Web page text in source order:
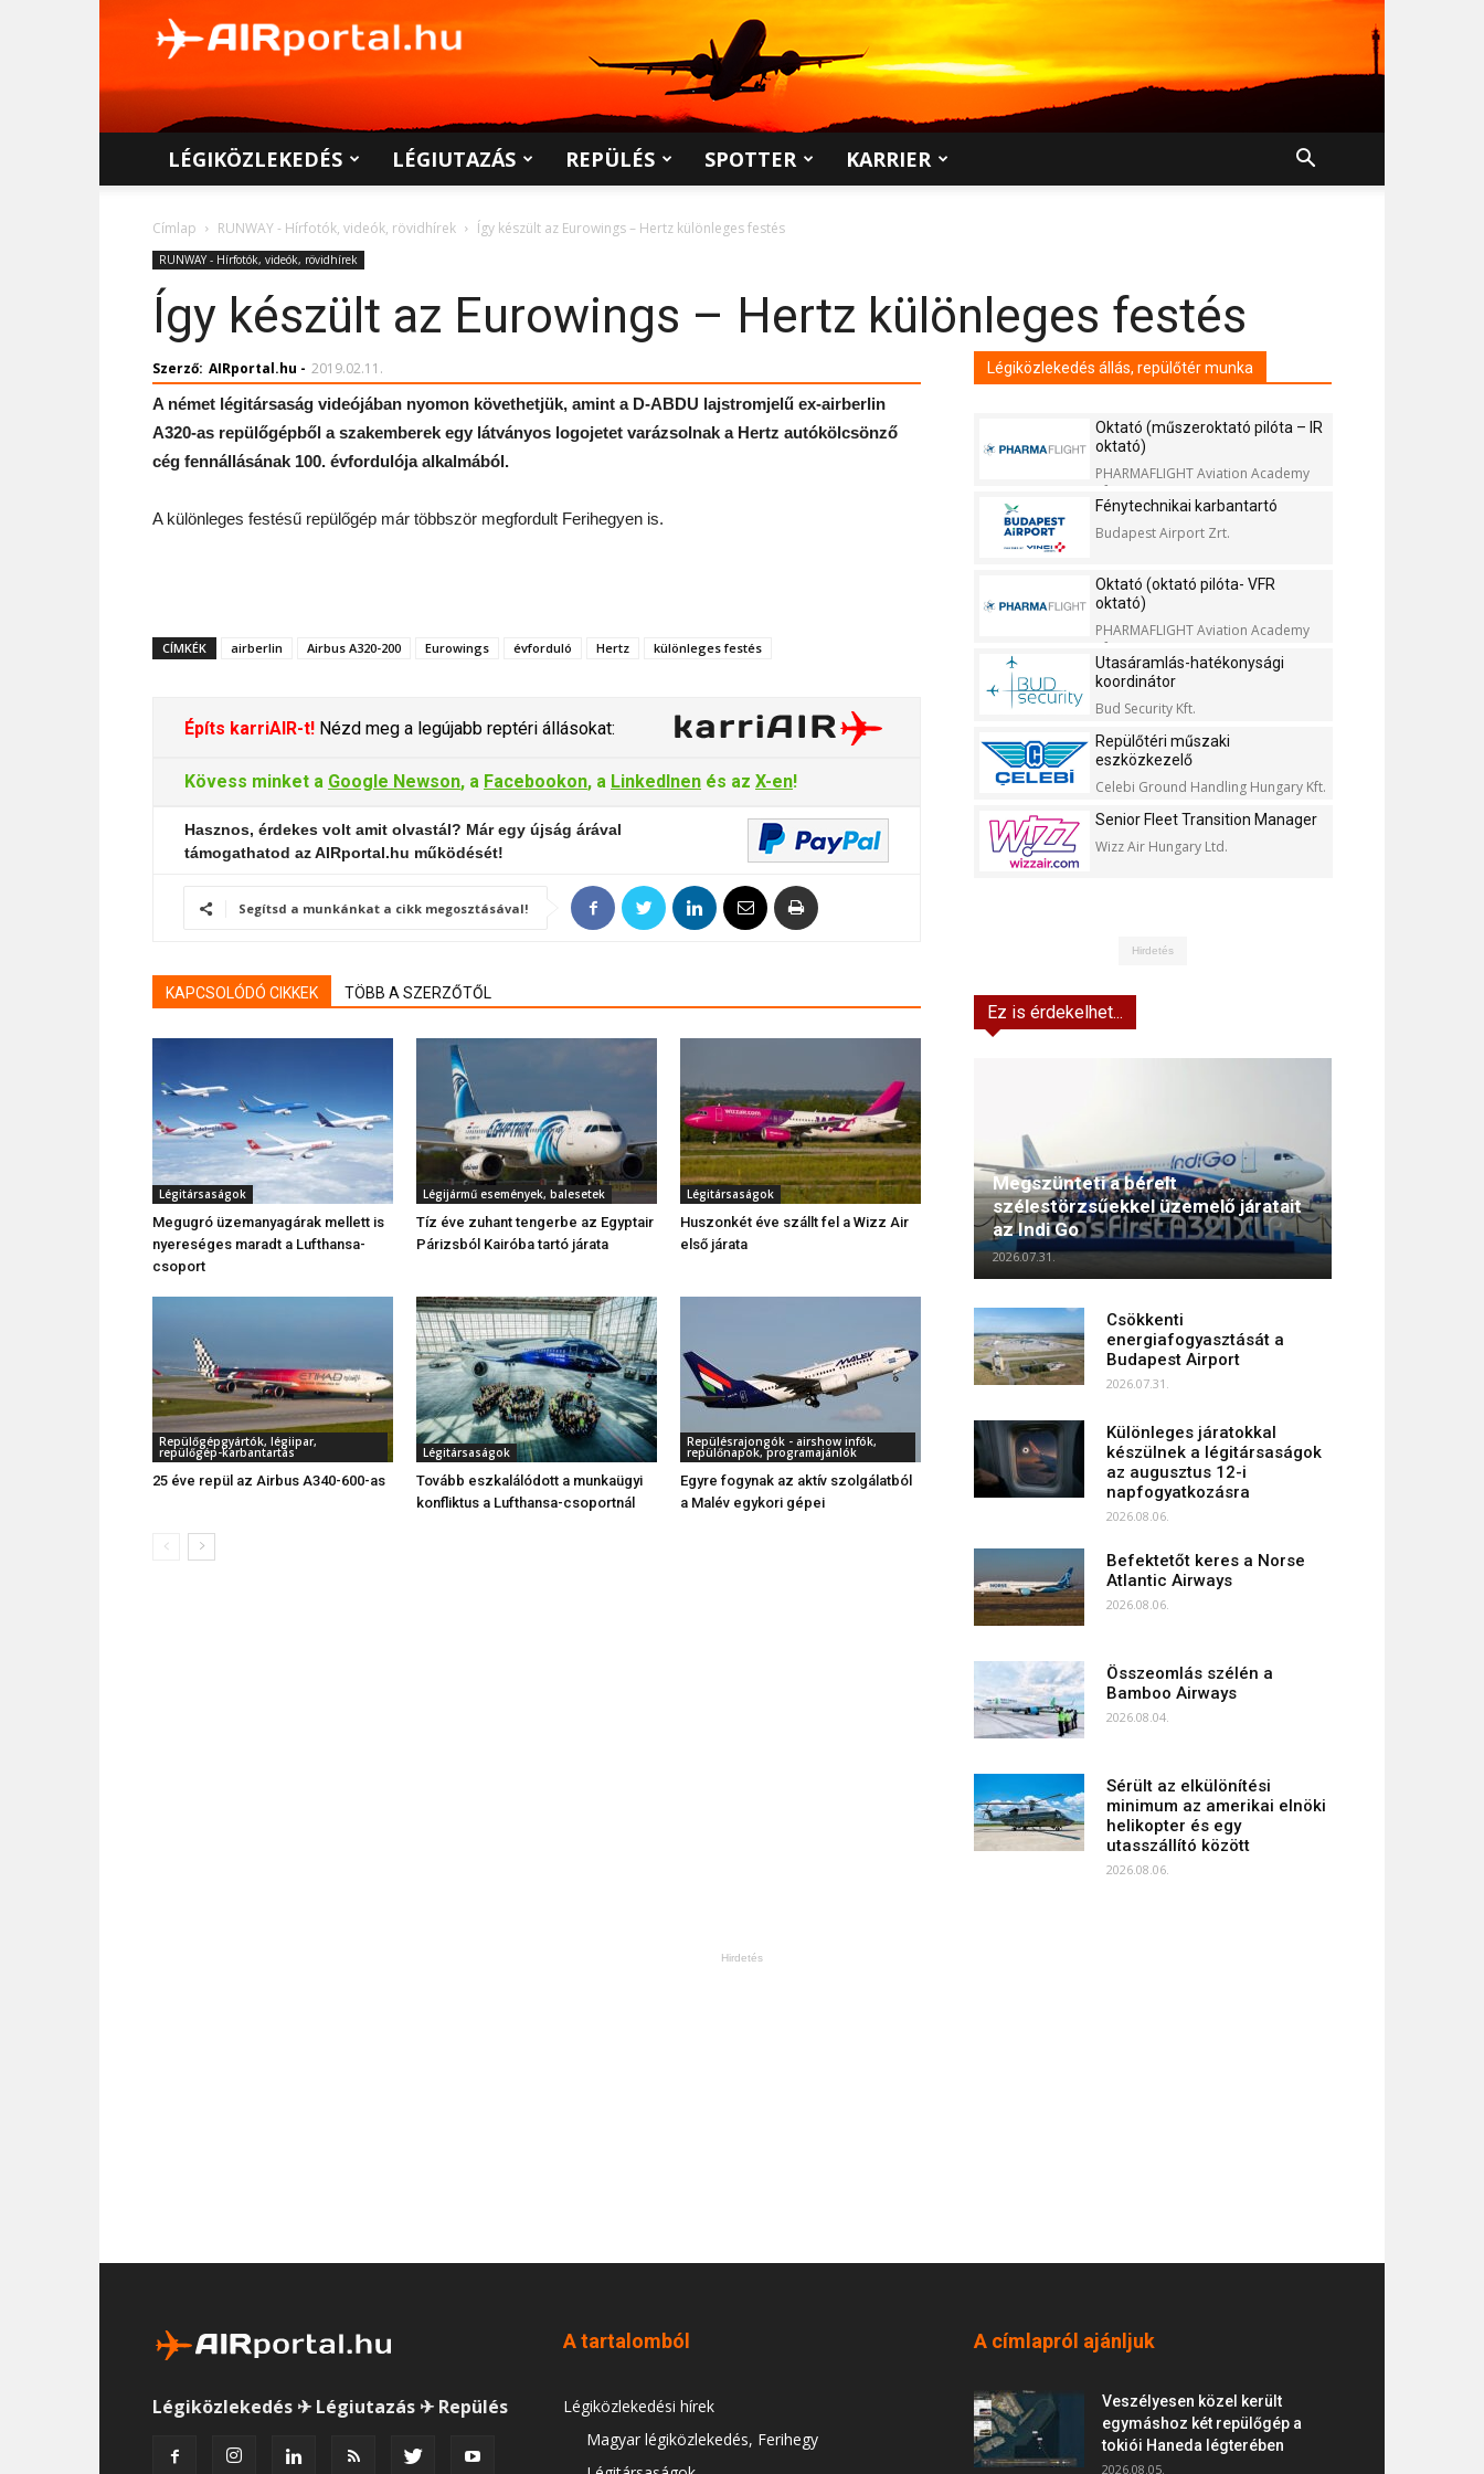
LÉGIKÖZLEKEDÉS LÉGIUTAZÁS REPÜLÉS SPOTTER KARRIER
Címlap RUNWAY - Hírfotók, videók, rövidhírek Így készült az Eurowings – Hertz különleges festés
RUNWAY - Hírfotók, videók, rövidhírek
Így készült az Eurowings – Hertz különleges festés
Szerző: AIRportal.hu - 2019.02.11.
A német légitársaság videójában nyomon követhetjük, amint a D-ABDU lajstromjelű ex-airberlin
A320-as repülőgépből a szakemberek egy látványos logojetet varázsolnak a Hertz autókölcsönző
cég fennállásának 100. évfordulója alkalmából.
A különleges festésű repülőgép már többször megfordult Ferihegyen is.
CÍMKÉK airberlin Airbus A320-200 Eurowings évforduló Hertz különleges festés
Építs karriAIR-t! Nézd meg a legújabb reptéri állásokat:
Kövess minket a Google Newson, a Facebookon, a LinkedInen és az X-en!
Hasznos, érdekes volt amit olvastál? Már egy újság árával
támogathatod az AIRportal.hu működését!
Segítsd a munkánkat a cikk megosztásával!
KAPCSOLÓDÓ CIKKEK TÖBB A SZERZŐTŐL
Légitársaságok
Megugró üzemanyagárak mellett is
nyereséges maradt a Lufthansa-
csoport
Légijármű események, balesetek
Tíz éve zuhant tengerbe az Egyptair
Párizsból Kairóba tartó járata
Légitársaságok
Huszonkét éve szállt fel a Wizz Air
első járata
Repülőgépgyártók, légiipar,
repülőgép-karbantartás
25 éve repül az Airbus A340-600-as
Légitársaságok
Tovább eszkalálódott a munkaügyi
konfliktus a Lufthansa-csoportnál
Repülésrajongók - airshow infók,
repülőnapok, programajánlók
Egyre fogynak az aktív szolgálatból
a Malév egykori gépei
Légiközlekedés állás, repülőtér munka
Oktató (műszeroktató pilóta – IR
oktató)
PHARMAFLIGHT Aviation Academy
Kft.
Fénytechnikai karbantartó
Budapest Airport Zrt.
Oktató (oktató pilóta- VFR
oktató)
PHARMAFLIGHT Aviation Academy
Kft.
Utasáramlás-hatékonysági
koordinátor
Bud Security Kft.
Repülőtéri műszaki
eszközkezelő
Celebi Ground Handling Hungary Kft.
Senior Fleet Transition Manager
Wizz Air Hungary Ltd.
Hirdetés
Ez is érdekelhet...
Megszünteti a bérelt
szélestörzsűekkel üzemelő járatait
az Indi Go
2026.07.31.
Csökkenti
energiafogyasztását a
Budapest Airport
2026.07.31.
Különleges járatokkal
készülnek a légitársaságok
az augusztus 12-i
napfogyatkozásra
2026.08.06.
Befektetőt keres a Norse
Atlantic Airways
2026.08.06.
Összeomlás szélén a
Bamboo Airways
2026.08.04.
Sérült az elkülönítési
minimum az amerikai elnöki
helikopter és egy
utasszállító között
2026.08.06.
Hirdetés
Légiközlekedés ✈ Légiutazás ✈ Repülés
A tartalomból
Légiközlekedési hírek
Magyar légiközlekedés, Ferihegy
A címlapról ajánljuk
Veszélyesen közel került
egymáshoz két repülőgép a
tokiói Haneda légterében
2026.08.05.